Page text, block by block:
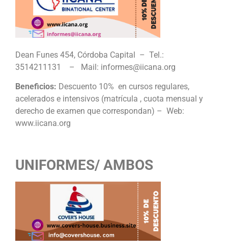
Dean Funes 454, Córdoba Capital – Tel.:
3514211131 – Mail: informes@iicana.org
Beneficios: Descuento 10% en cursos regulares,
acelerados e intensivos (matrícula , cuota mensual y
derecho de examen que correspondan) – Web:
www.iicana.org
UNIFORMES/ AMBOS